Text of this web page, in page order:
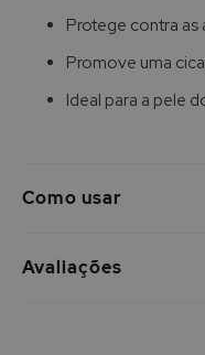
Protege contra as
Promove uma
Ideal para a pele
Como usar
Avaliações